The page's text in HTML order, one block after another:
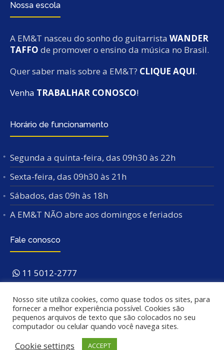
Nossa escola
A EM&T nasceu do sonho do guitarristaWANDER
TAFFO de promover o ensino da música no Brasil.
Quer saber mais sobre a EM&T? CLIQUE AQUI.
Venha TRABALHAR CONOSCO!
Horário de funcionamento
Segunda a quinta-feira, das 09h30 às 22h
Sexta-feira, das 09h30 às 21h
Sábados, das 09h às 18h
A EM&T NÃO abre aos domingos e feriados
Fale conosco
11 5012-2777
Av. Indianópolis, 3196
São Paulo/SP – 04062-
003. Próx. ao Metrô São Judas.
Nosso site utiliza cookies, como quase todos os sites, para
fornecer a melhor experiência possível. Cookies são
pequenos arquivos de texto que são colocados no seu
computador ou celular quando você navega sites.
Cookie settings ACCEPT